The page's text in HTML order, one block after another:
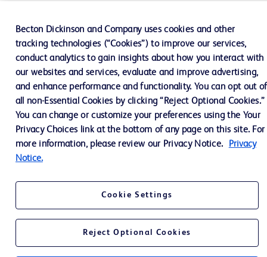
Becton Dickinson and Company uses cookies and other
tracking technologies (“Cookies”) to improve our services,
conduct analytics to gain insights about how you interact with
our websites and services, evaluate and improve advertising,
and enhance performance and functionality. You can opt out of
all non-Essential Cookies by clicking “Reject Optional Cookies.”
You can change or customize your preferences using the Your
Privacy Choices link at the bottom of any page on this site. For
more information, please review our Privacy Notice.
Privacy
Notice.
Cookie Settings
Reject Optional Cookies